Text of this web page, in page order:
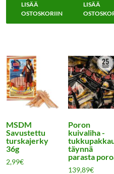
LISÄÄ
OSTOSKORIIN
LISÄÄ
MSDM
Savustettu
turskajerky
36g
2,99€
Poron
kuivaliha -
täynnä
parasta
139,89€